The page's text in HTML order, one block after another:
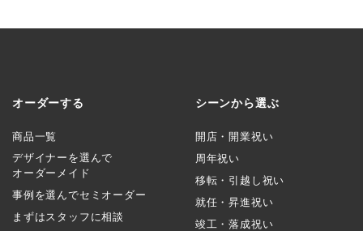
オーダーする
商品一覧
デザイナーを選んで
オーダーメイド
事例を選んでセミオーダー
まずはスタッフに相談
シーンから選ぶ
開店・開業祝い
周年祝い
移転・引越し祝い
就任・昇進祝い
竣工・落成祝い